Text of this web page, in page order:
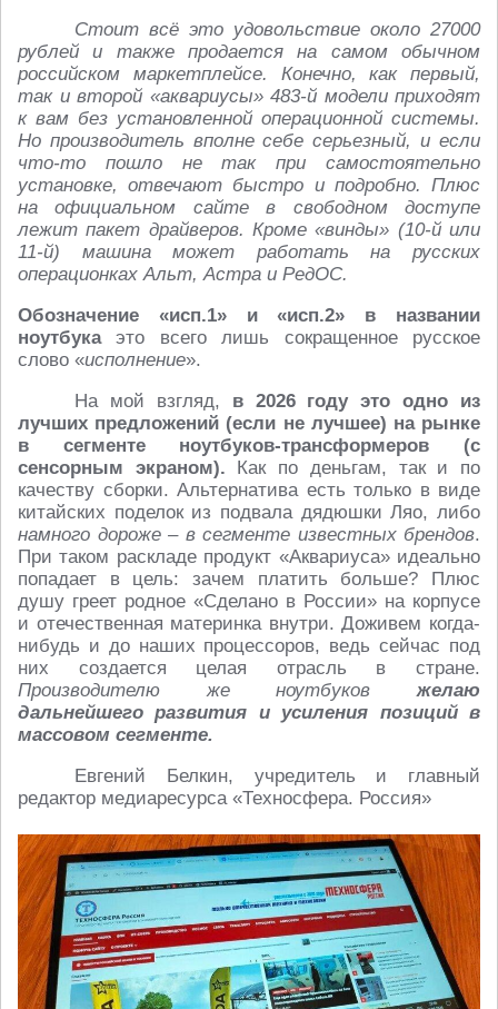
Стоит всё это удовольствие около 27000
рублей и также продается на самом обычном
российском маркетплейсе. Конечно, как первый,
так и второй «аквариусы» 483-й модели приходят
к вам без установленной операционной системы.
Но производитель вполне себе серьезный, и если
что-то пошло не так при самостоятельно
установке, отвечают быстро и подробно. Плюс
на официальном сайте в свободном доступе
лежит пакет драйверов. Кроме «винды» (10-й или
11-й) машина может работать на русских
операционках Альт, Астра и РедОС.
Обозначение «исп.1» и «исп.2» в названии
ноутбукаэто всего лишь сокращенное русское
слово «исполнение».
На мой взгляд, в 2026 году это одно из
лучших предложений (если не лучшее) на рынке
в сегменте ноутбуков-трансформеров (с
сенсорным экраном). Как по деньгам, так и по
качеству сборки. Альтернатива есть только в виде
китайских поделок из подвала дядюшки Ляо, либо
намного дороже – в сегменте известных брендов.
При таком раскладе продукт «Аквариуса» идеально
попадает в цель: зачем платить больше? Плюс
душу греет родное «Сделано в России» на корпусе
и отечественная материнка внутри. Доживем когда-
нибудь и до наших процессоров, ведь сейчас под
них создается целая отрасль в стране.
Производителю же ноутбуковжелаю
дальнейшего развития и усиления позиций в
массовом сегменте.
Евгений Белкин, учредитель и главный
редактор медиаресурса «Техносфера. Россия»